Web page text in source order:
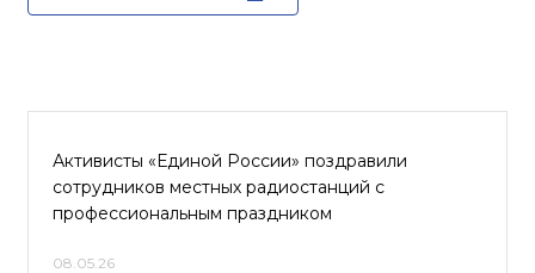
Активисты «Единой России» поздравили
сотрудников местных радиостанций с
профессиональным праздником
08.05.26